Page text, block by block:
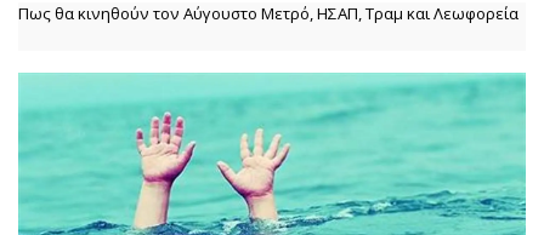
Πως θα κινηθούν τον Αύγουστο Μετρό, ΗΣΑΠ, Τραμ και Λεωφορεία